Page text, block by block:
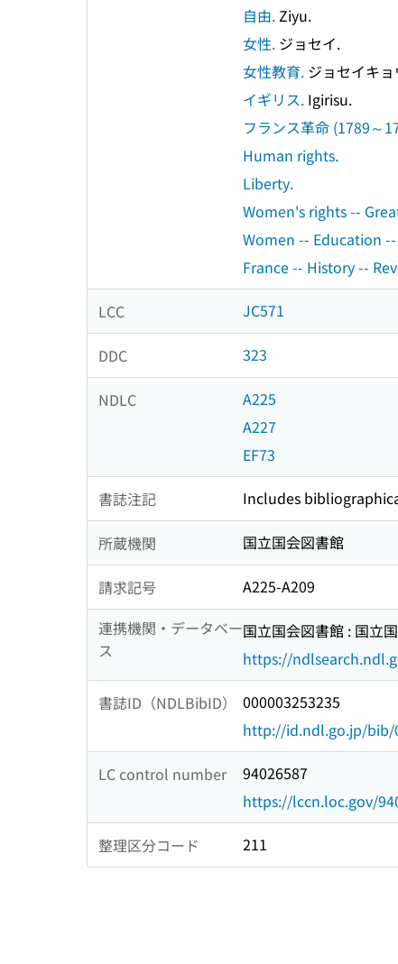
自由.Ziyu.
女性. ジョセイ.
女性教育. ジョセイキ
イギリス. Igirisu.
フランス革命 (1789～
Human rights.
Liberty.
Women's rights --
Women -- Education
France -- History --
LCC JC571
DDC 323
NDLC
A225
A227
EF73
書誌注記 Includes
所蔵機関 国立国会図書館
請求記号
A225-A209
連携機関・データベー
ス
国立国会図書館 : 国立
https://
書誌ID（NDLBibID）
000003253235
http://id.ndl.go.jp/bib/
LC control number
94026587
https://lccn.loc.gov/
整理区分コード 211